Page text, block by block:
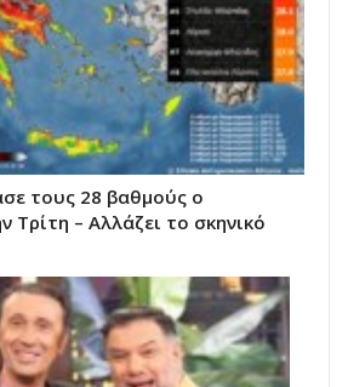
τους 28 βαθμούς ο
Τρίτη – Αλλάζει το σκηνικό